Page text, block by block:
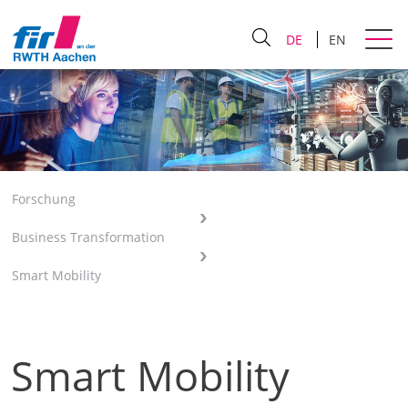
DE EN
Forschung
Business Transformation
Smart Mobility
Smart Mobility